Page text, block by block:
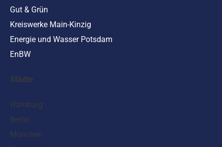
Gut & Grün
Kreiswerke Main-Kinzig
Energie und Wasser Potsdam
EnBW
Städte
Hamburg
Berlin
München